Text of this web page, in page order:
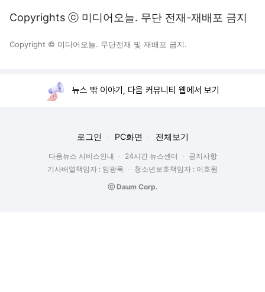
Copyrights ⓒ 미디어오늘. 무단 전재-재배포 금지
Copyright © 미디어오늘. 무단전재 및 재배포 금지.
뉴스 밖 이야기, 다음 커뮤니티 웹에서 보기
로그인 PC화면 전체보기
다음뉴스 서비스안내 24시간 뉴스센터
공지사항
기사배열책임자 : 임광욱
청소년보호책임자 : 이호원
ⓒ Daum Corp.